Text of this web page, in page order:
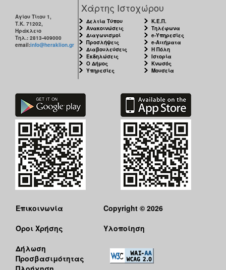
Αγίου Τίτου 1,
Τ.Κ. 71202,
Ηράκλειο
Τηλ.: 2813-409000
email:info@heraklion.gr
Χάρτης Ιστοχώρου
Δελτία Τύπου
Ανακοινώσεις
Διαγωνισμοί
Προσλήψεις
Διαβουλεύσεις
Εκδηλώσεις
Ο Δήμος
Υπηρεσίες
Κ.Ε.Π.
Τηλέφωνα
e-Υπηρεσίες
e-Αιτήματα
Η Πόλη
Ιστορία
Κνωσός
Μουσεία
Επικοινωνία
Όροι Χρήσης
Δήλωση
Προσβασιμότητας
Copyright © 2026
Υλοποίηση